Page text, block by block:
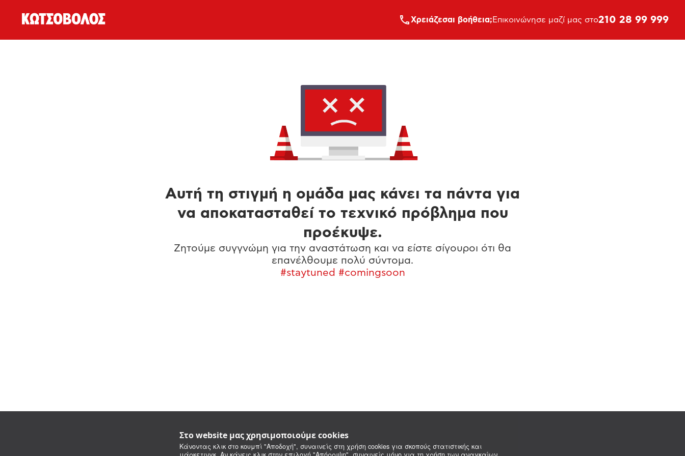
Στο website μας χρησιμοποιούμε cookies
Κάνοντας κλικ στο κουμπί "Αποδοχή", συναινείς στη χρήση cookies για σκοπούς στατιστικής και
Xρειάζεσαι βοήθεια; Επικοινώνησε μαζί μας στο210 28 99 999
Αυτή τη στιγμή η ομάδα μας κάνει τα πάντα για
να αποκατασταθεί το τεχνικό πρόβλημα που
προέκυψε.
Ζητούμε συγγνώμη για την αναστάτωση και να είστε σίγουροι ότι θα
επανέλθουμε πολύ σύντομα.
#staytuned #comingsoon